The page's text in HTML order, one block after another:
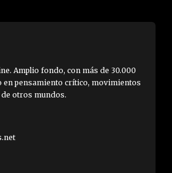
Amplio fondo, con más de 30.000
en pensamiento crítico, movimientos
otros mundos.